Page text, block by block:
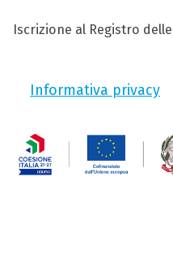
Iscrizione al Registro
Informativa privacy